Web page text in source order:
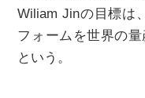
Wiliam Jinの目標は
フォームを世界の
という。